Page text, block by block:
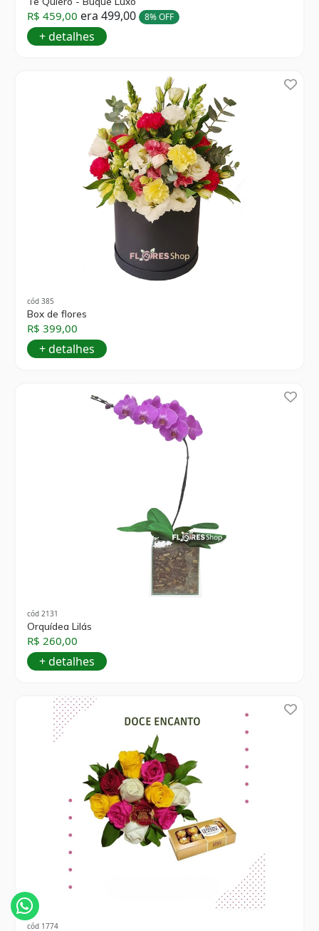
R$ 459,00 era 499,00 8% OFF
+ detalhes
cód 385
Box de flores
R$ 399,00
+ detalhes
cód 2131
Orquídea Lilás
R$ 260,00
+ detalhes
cód 1774